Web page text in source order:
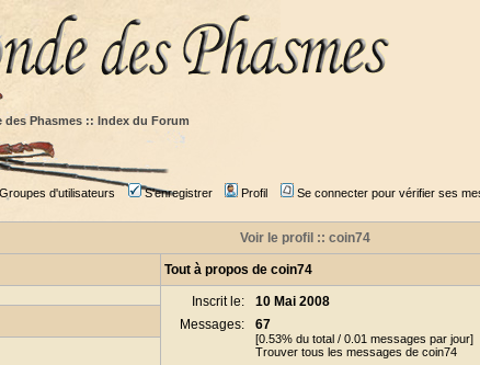
des Phasmes :: Index du Forum
Groupes d'utilisateurs S'enregistrer Profil Se connecter pour vérifier ses
Voir le profil :: coin74
Tout à propos de coin74
Inscrit le:
10 Mai 2008
Messages:
67
[0.53% du total / 0.01 messages par jour]
Trouver tous les messages de coin74